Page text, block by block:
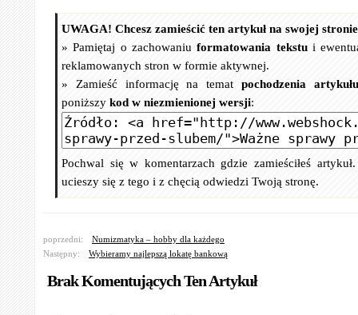
UWAGA! Chcesz zamieścić ten artykuł na swojej
» Pamiętaj o zachowaniuformatowania tekstui
reklamowanych stron w formie aktywnej.
» Zamieść informację na temat pochodzenia artykułu
poniższy kod w niezmienionej wersji:
Pochwal się w komentarzach gdzie zamieściłeś
ucieszy się z tego i z chęcią odwiedzi Twoją stronę.
poprzedni:
Numizmatyka – hobby dla każdego
Następny:
Wybieramy najlepszą lokatę bankową
Brak Komentujących Ten Artykuł